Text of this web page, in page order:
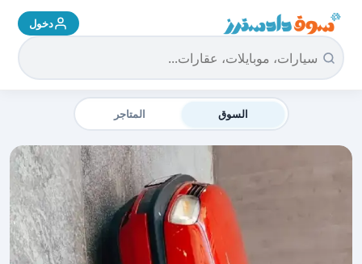
سوق دادسترز الرئيسية دخول
السوق المتاجر